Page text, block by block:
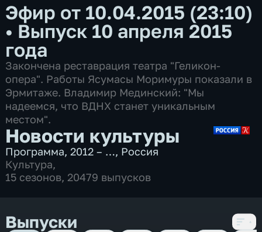
Эфир от 10.04.2015 (23:10)
• Выпуск 10 апреля 2015
года
Закончена реставрация театра "Геликон-
опера". Работы Ясумасы Моримуры показали в
Эрмитаже. Владимир Мединский: "Мы
надеемся, что ВДНХ станет уникальным
местом".
Новости культуры
Программа,2012 – …, Россия
Культура,
15 сезонов, 20479 выпусков
Выпуски